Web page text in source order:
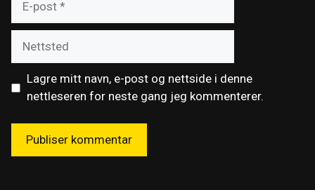
post
Lagre mitt navn, e-post og nettside i denne
nettleseren for neste gang jeg kommenterer.